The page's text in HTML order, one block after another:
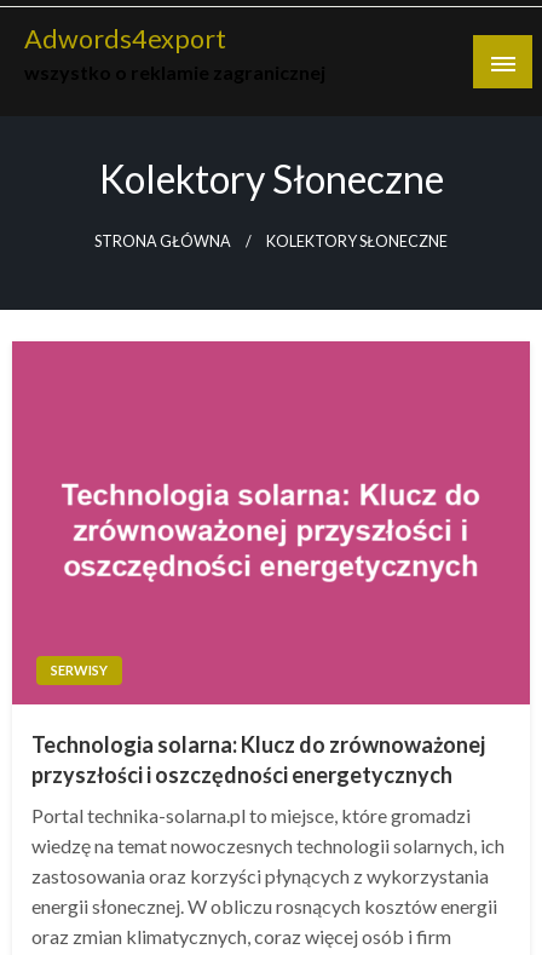
Skip
Adwords4export
Kolektory Słoneczne
STRONA GŁÓWNA KOLEKTORY SŁONECZNE
SERWISY
Technologia solarna: Klucz do zrównoważonej
przyszłości i oszczędności energetycznych
Portal technika-solarna.pl to miejsce, które gromadzi
wiedzę na temat nowoczesnych technologii solarnych, ich
zastosowania oraz korzyści płynących z wykorzystania
energii słonecznej. W obliczu rosnących kosztów energii
oraz zmian klimatycznych, coraz więcej osób i firm